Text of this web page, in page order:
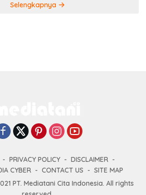
Selengkapnya
PRIVACY POLICY
DISCLAIMER
CYBER
CONTACT US
SITE MAP
PT. Mediatani Cita Indonesia. All rights